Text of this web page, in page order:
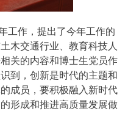
工作，提出了今年工作的
木交通行业、教育科技人
关的内容和博士生党员作
到，创新是时代的主题和
成员，要积极融入新时代
形成和推进高质量发展做